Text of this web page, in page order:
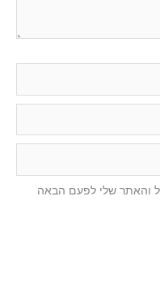
והאתר שלי לפעם הבאה